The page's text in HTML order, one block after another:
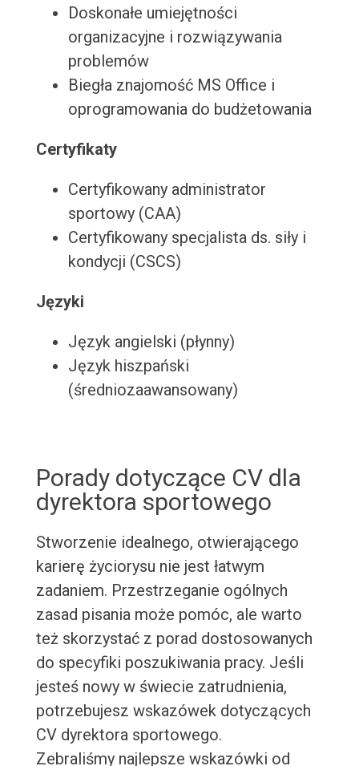
Doskonałe umiejętności
organizacyjne i rozwiązywania
problemów
Biegła znajomość MS Office i
oprogramowania do budżetowania
Certyfikaty
Certyfikowany administrator
sportowy (CAA)
Certyfikowany specjalista ds. siły i
kondycji (CSCS)
Języki
Język angielski (płynny)
Język hiszpański
(średniozaawansowany)
Porady dotyczące CV dla
dyrektora sportowego
Stworzenie idealnego, otwierającego
karierę życiorysu nie jest łatwym
zadaniem. Przestrzeganie ogólnych
zasad pisania może pomóc, ale warto
też skorzystać z porad dostosowanych
do specyfiki poszukiwania pracy. Jeśli
jesteś nowy w świecie zatrudnienia,
potrzebujesz wskazówek dotyczących
CV dyrektora sportowego.
Zebraliśmy najlepsze wskazówki od